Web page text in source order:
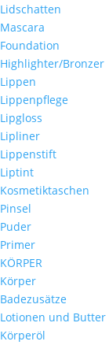
Lidschatten
Mascara
Foundation
Highlighter/Bronzer
Lippen
Lippenpflege
Lipgloss
Lipliner
Lippenstift
Liptint
Kosmetiktaschen
Pinsel
Puder
Primer
KÖRPER
Körper
Badezusätze
Lotionen und Butter
Körperöl